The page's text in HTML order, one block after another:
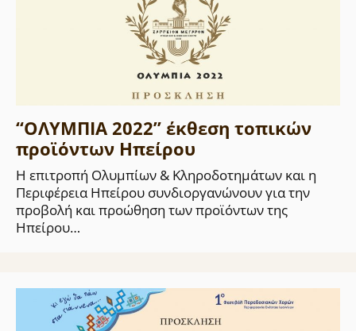
“ΟΛΥΜΠΙΑ 2022” έκθεση τοπικών
προϊόντων Ηπείρου
Η επιτροπή Ολυμπίων & Κληροδοτημάτων και η
Περιφέρεια Ηπείρου συνδιοργανώνουν για την
προβολή και προώθηση των προϊόντων της
Ηπείρου…